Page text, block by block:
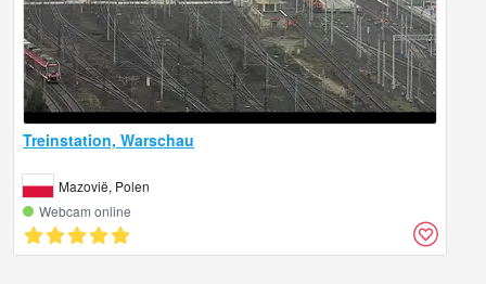
Treinstation, Warschau
Mazovië, Polen
Webcam online